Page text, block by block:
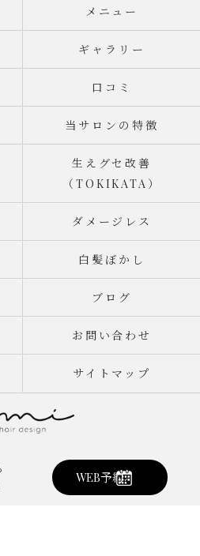
WEB予約
メニュー
ギャラリー
口コミ
当サロンの特徴
生えグセ改善
（TOKIKATA）
ダメージレス
白髪ぼかし
ブログ
お問い合わせ
サイトマップ
容室ならami hair design ALL RIGHTS